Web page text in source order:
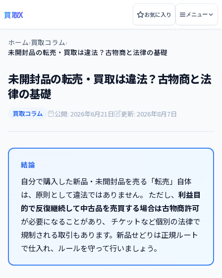
買取X お気に入り メニュー
ホーム›買取コラム›
未開封品の転売・買取は違法？古物商と法律の基礎
未開封品の転売・買取は違法？古物商と法
律の基礎
買取コラム 公開: 2026年6月21日 更新: 2026年8月7日
結論
自分で購入した新品・未開封品を売る「転売」自体
は、原則として違法ではありません。 ただし、 利益目
的で反復継続して中古品を売買する場合は古物商許可
が必要になることがあり、 チケットなど個別の法律で
規制される取引もあります。新品せどりは正規ルート
で仕入れ、ルールを守って行いましょう。